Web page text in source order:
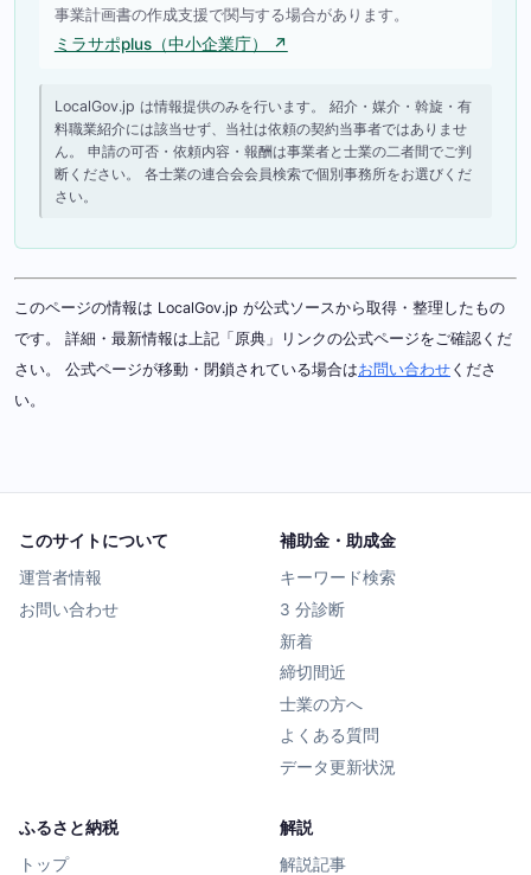
事業計画書の作成支援で関与する場合があります。
ミラサポplus（中小企業庁） ↗
LocalGov.jp は情報提供のみを行います。 紹介・媒介・斡旋・有
料職業紹介には該当せず、当社は依頼の契約当事者ではありませ
ん。 申請の可否・依頼内容・報酬は事業者と士業の二者間でご判
断ください。 各士業の連合会会員検索で個別事務所をお選びくだ
さい。
このページの情報は LocalGov.jp が公式ソースから取得・整理したもの
です。 詳細・最新情報は上記「原典」リンクの公式ページをご確認くだ
さい。 公式ページが移動・閉鎖されている場合はお問い合わせ くださ
い。
このサイトについて
運営者情報
お問い合わせ
補助金・助成金
キーワード検索
3 分診断
新着
締切間近
士業の方へ
よくある質問
データ更新状況
ふるさと納税
トップ
解説
解説記事